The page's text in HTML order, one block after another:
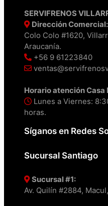
SERVIFRENOS
Dirección Comercial:
Colo Colo #1620,
Araucanía.
+56 9 61223840
Horario atención Casa
Lunes a Viernes:
horas.
Síganos en Redes
Sucursal Santiago
Sucursal #1:
Av. Quilín #2884,